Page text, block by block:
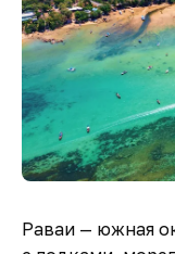
Раваи — южная